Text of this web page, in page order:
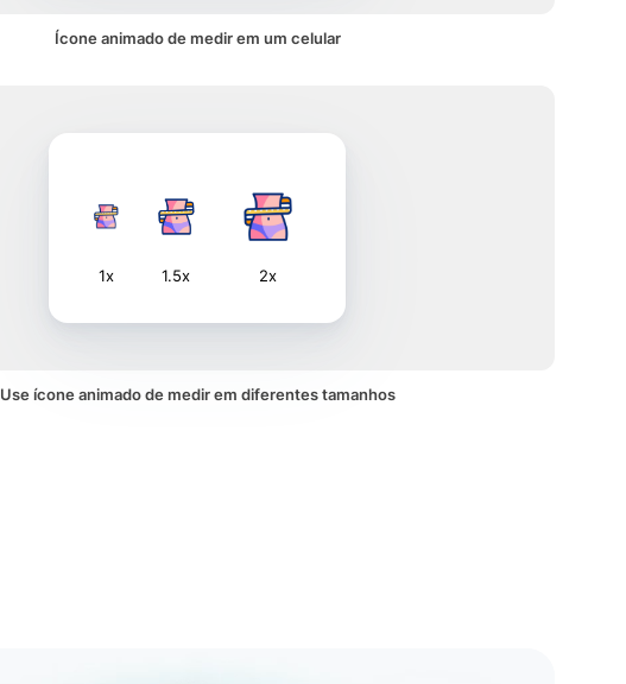
Ícone animado de medir em um celular
1x 1.5x 2x
Use ícone animado de medir em diferentes tamanhos